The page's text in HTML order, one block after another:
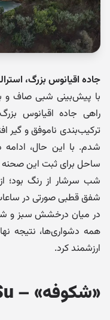
جاده اقیانوس بزرگ،
راهی جاده اقیانوس
ترکیب‌بندی ناموفق و گیر
شدم. با این حال، ادامه
ساحل برای ثبت این صحنه
شفق قطبی صورتی در ساعات
در میان درخشش سبز و
همه دشواری‌ها، نتیجه
ارزشمند کرد.
«شکوفه» – Ethan Su